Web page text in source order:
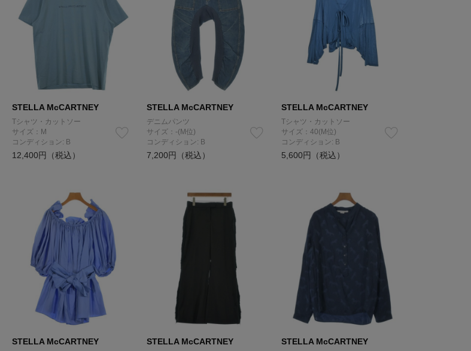
STELLA McCARTNEY
Tシャツ・カットソー
サイズ：M
コンディション: B
12,400円（税込）
STELLA McCARTNEY
デニムパンツ
サイズ：-(M位)
コンディション: B
7,200円（税込）
STELLA McCARTNEY
Tシャツ・カットソー
サイズ：40(M位)
コンディション: B
5,600円（税込）
STELLA McCARTNEY STELLA McCARTNEY STELLA McCARTNEY